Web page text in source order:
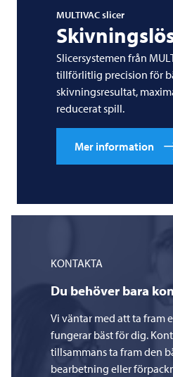
MULTIVACslicer
Slicersystemen från
tillförlitlig precision för
skivningsresultat,
reducerat spill.
Mer information
KONTAKTA
Du behöver bara
Vi väntar med att ta fram
fungerar bäst för dig.
tillsammans ta fram den
bearbetning eller